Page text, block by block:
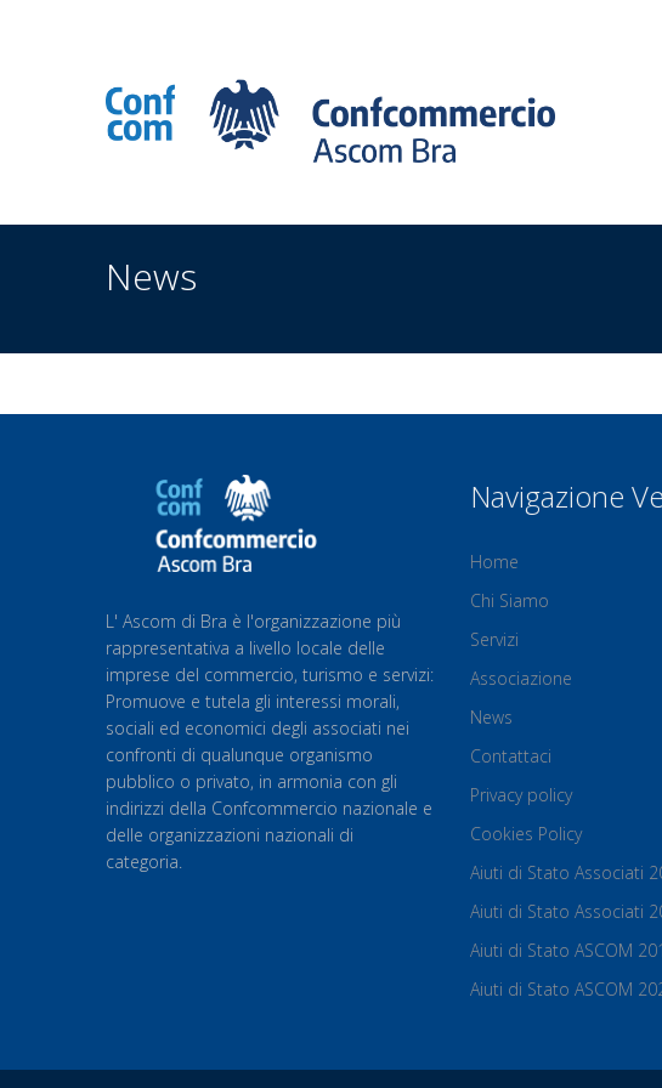
News
L' Ascom di Bra è l'organizzazione più
rappresentativa a livello locale delle
imprese del commercio, turismo e servizi:
Promuove e tutela gli interessi morali,
sociali ed economici degli associati nei
confronti di qualunque organismo
pubblico o privato, in armonia con gli
indirizzi della Confcommercio nazionale e
delle organizzazioni nazionali di
categoria.
Navigazione
Home
Chi Siamo
Servizi
Associazione
News
Contattaci
Privacy policy
Cookies Policy
Aiuti di Stato Associati
Aiuti di Stato Associati
Aiuti di Stato ASCOM
Aiuti di Stato ASCOM